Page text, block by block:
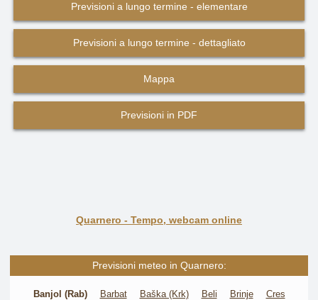
Previsioni a lungo termine - elementare
Previsioni a lungo termine - dettagliato
Mappa
Previsioni in PDF
Quarnero - Tempo, webcam online
Previsioni meteo in Quarnero:
Banjol (Rab) Barbat Baška (Krk) Beli Brinje Cres